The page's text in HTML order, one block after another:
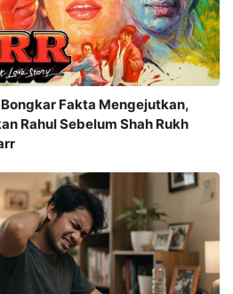
Fakta Mengejutkan,
Rahul Sebelum Shah Rukh